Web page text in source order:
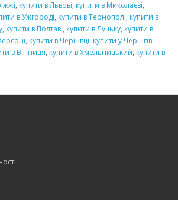
, купити в Львові, купити в Миколаєві,
в Ужгороді, купити в Тернополі, купити в
, купити в Полтаві, купити в Луцьку, купити в
, купити в Чернівці, купити у Чернігів,
в Вінниця, купити в Хмельницький, купити в